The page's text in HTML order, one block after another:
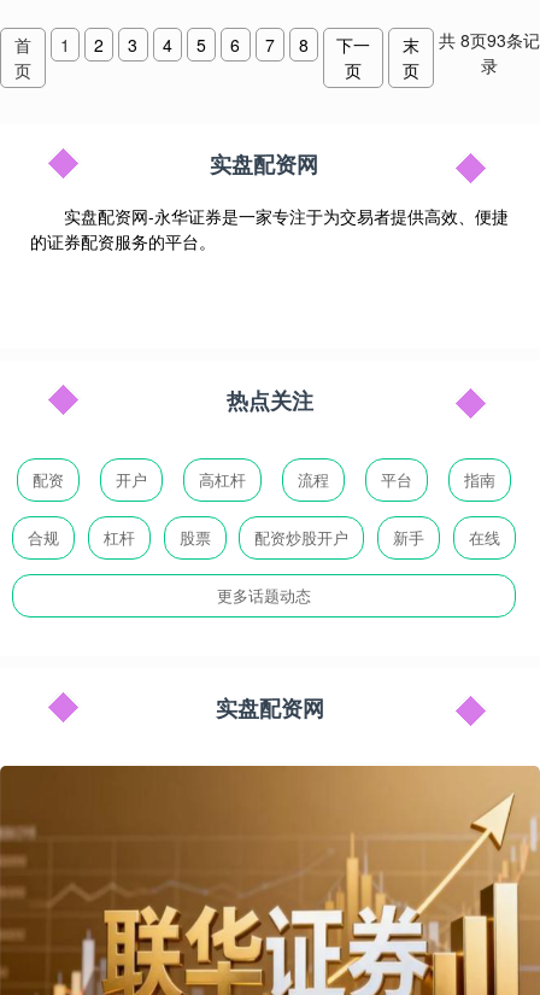
首
页
1 2 3 4 5 6 7 8
下一
页
末
页
共 8页93条记
录
实盘配资网
实盘配资网-永华证券是一家专注于为交易者提供高效、便捷
的证券配资服务的平台。
热点关注
配资 开户 高杠杆 流程 平台 指南
合规 杠杆 股票 配资炒股开户 新手 在线
更多话题动态
实盘配资网